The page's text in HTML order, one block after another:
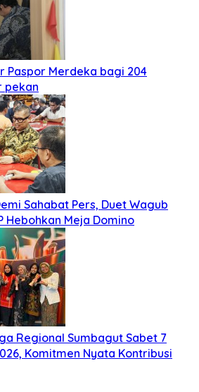
Paspor Merdeka bagi 204
pekan
Sahabat Pers, Duet Wagub
Hebohkan Meja Domino
Regional Sumbagut Sabet 7
Komitmen Nyata Kontribusi